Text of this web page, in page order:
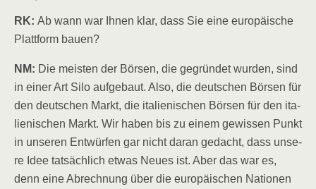
RK: Ab wann war Ihnen klar, dass Sie eine euro­päi­sche
Platt­form bauen?
NM: Die meis­ten der Bör­sen, die gegrün­det wur­den, sind
in einer Art Silo auf­ge­baut. Also, die deut­schen Bör­sen für
den deut­schen Markt, die ita­lie­ni­schen Bör­sen für den ita­
lie­ni­schen Markt. Wir haben bis zu einem gewis­sen Punkt
in unse­ren Ent­wür­fen gar nicht dar­an gedacht, dass unse­
re Idee tat­säch­lich etwas Neu­es ist. Aber das war es,
denn eine Abrech­nung über die euro­päi­schen Natio­nen